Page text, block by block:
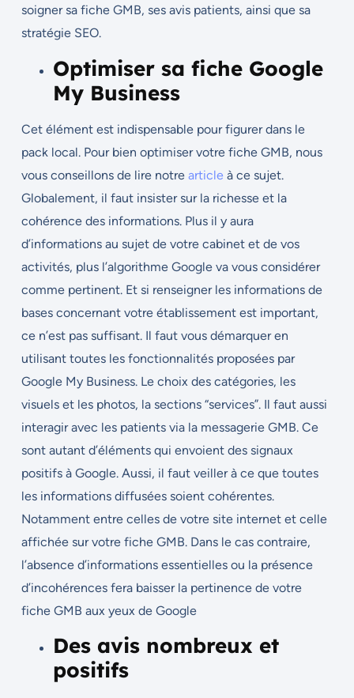
soigner sa fiche GMB, ses avis patients, ainsi que sa
stratégie SEO.
Optimiser sa fiche Google
My Business
Cet élément est indispensable pour figurer dans le
pack local. Pour bien optimiser votre fiche GMB, nous
vous conseillons de lire notre articleà ce sujet.
Globalement, il faut insister sur la richesse et la
cohérence des informations. Plus il y aura
d’informations au sujet de votre cabinet et de vos
activités, plus l’algorithme Google va vous considérer
comme pertinent. Et si renseigner les informations de
bases concernant votre établissement est important,
ce n’est pas suffisant. Il faut vous démarquer en
utilisant toutes les fonctionnalités proposées par
Google My Business. Le choix des catégories, les
visuels et les photos, la sections “services”. Il faut aussi
interagir avec les patients via la messagerie GMB. Ce
sont autant d’éléments qui envoient des signaux
positifs à Google. Aussi, il faut veiller à ce que toutes
les informations diffusées soient cohérentes.
Notamment entre celles de votre site internet et celle
affichée sur votre fiche GMB. Dans le cas contraire,
l’absence d’informations essentielles ou la présence
d’incohérences fera baisser la pertinence de votre
fiche GMB aux yeux de Google
Des avis nombreux et
positifs